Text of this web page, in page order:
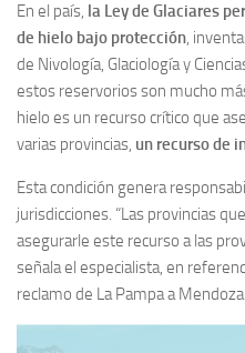
En el país, la Ley de Glaciares
de hielo bajo protección,
de Nivología, Glaciología y
estos reservorios son mucho
hielo es un recurso crítico que
varias provincias, un recurso de
Esta condición genera
jurisdicciones. “Las provincias
asegurarle este recurso a las
señala el especialista, en
reclamo de La Pampa a